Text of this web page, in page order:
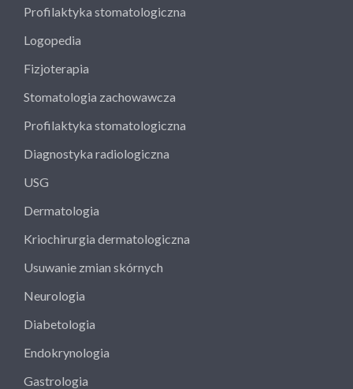
Profilaktyka stomatologiczna
Logopedia
Fizjoterapia
Stomatologia zachowawcza
Profilaktyka stomatologiczna
Diagnostyka radiologiczna
USG
Dermatologia
Kriochirurgia dermatologiczna
Usuwanie zmian skórnych
Neurologia
Diabetologia
Endokrynologia
Gastrologia